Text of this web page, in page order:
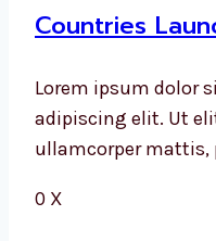
Countries
Lorem ipsum dolor
adipiscing elit. Ut
ullamcorper mattis,
0 X